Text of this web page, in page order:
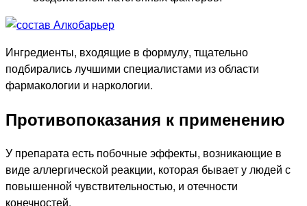
Ингредиенты, входящие в формулу, тщательно
подбирались лучшими специалистами из области
фармакологии и наркологии.
Противопоказания к применению
У препарата есть побочные эффекты, возникающие в
виде аллергической реакции, которая бывает у людей с
повышенной чувствительностью, и отечности
конечностей.